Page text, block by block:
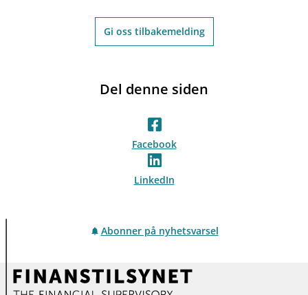
Gi oss tilbakemelding
Del denne siden
Facebook
LinkedIn
Abonner på nyhetsvarsel